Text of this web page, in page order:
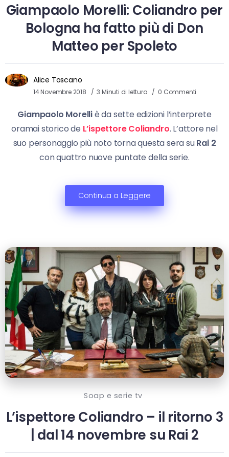
Giampaolo Morelli: Coliandro per
Bologna ha fatto più di Don
Matteo per Spoleto
Alice Toscano
14 Novembre 2018 3 Minuti di lettura 0 Commenti
Giampaolo Morelliè da sette edizioni l’interprete
oramai storico de L’ispettore Coliandro. L’attore nel
suo personaggio più noto torna questa sera suRai 2
con quattro nuove puntate della serie.
Continua a Leggere
Soap e serie tv
L’ispettore Coliandro – il ritorno 3
| dal 14 novembre su Rai 2